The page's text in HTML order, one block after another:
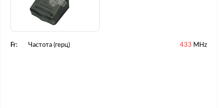
Fr: Частота (герц) 433 MHz